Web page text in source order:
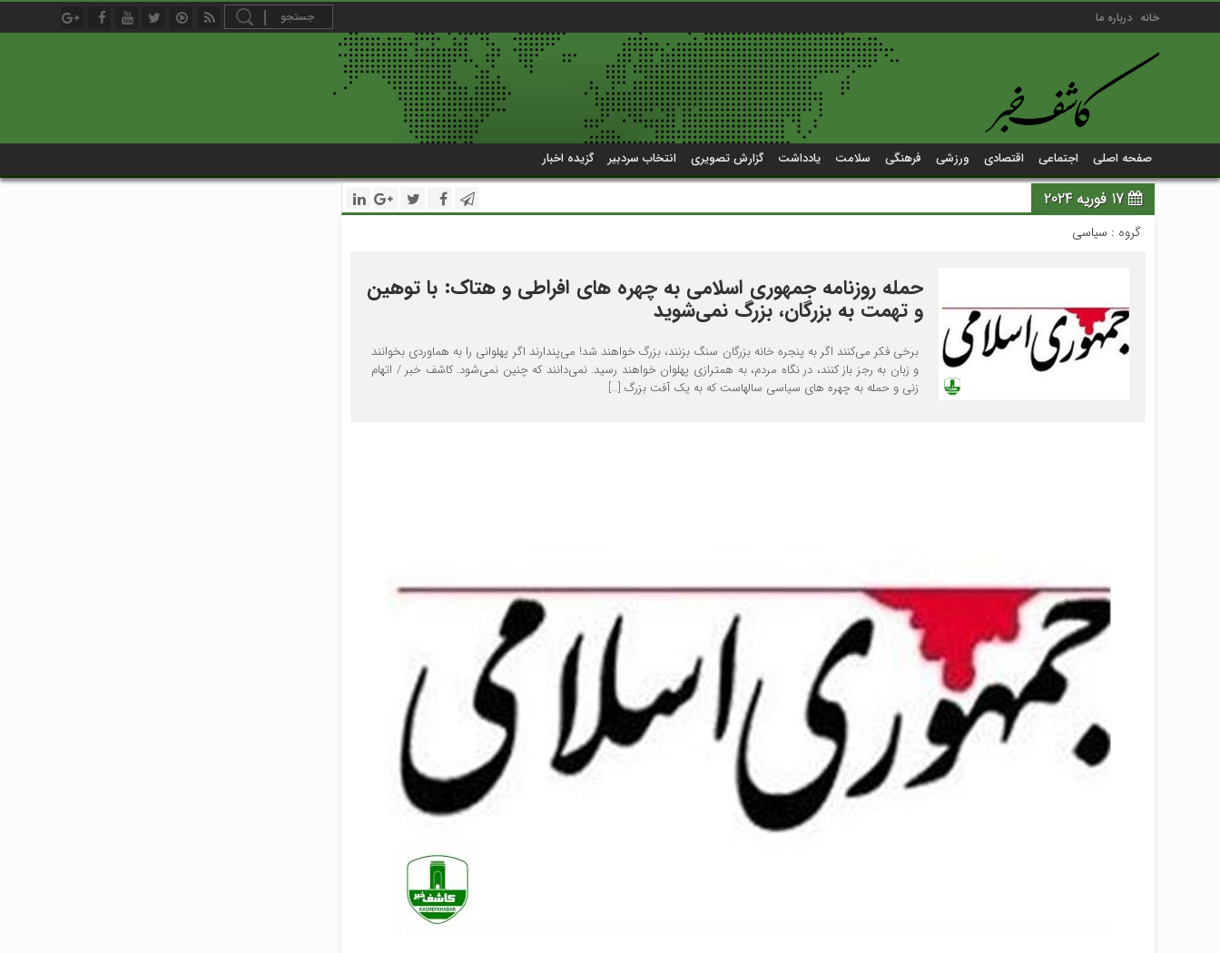
خانه درباره ما
صفحه اصلی اجتماعی اقتصادی ورزشی فرهنگی سلامت یادداشت گزارش تصویری انتخاب سردبیر گزیده اخبار
17 فوریه 2024
گروه : سیاسی
حمله روزنامه جمهوری اسلامی به چهره های افراطی و هتاک: با توهین
و تهمت به بزرگان، بزرگ نمی‌شوید
برخی فکر می‌کنند اگر به پنجره خانه بزرگان سنگ بزنند، بزرگ خواهند شد! می‌پندارند اگر پهلوانی را به هماوردی بخوانند
و زبان به رجز باز کنند، در نگاه مردم، به همترازی پهلوان خواهند رسید. نمی‌دانند که چنین نمی‌شود. کاشف خبر / اتهام
زنی و حمله به چهره های سیاسی سالهاست که به یک آفت بزرگ […]